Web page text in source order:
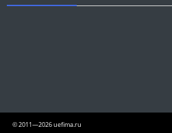
© 2011—2026 uefima.ru